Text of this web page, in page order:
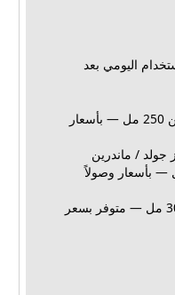
اليومي بعد
ميكاايلا معطر جسم سيداكشن 250 مل — بأسعار
/ ماندرين
مسك سلك 250 مل — بأسعار وصولاً
ميكاايلا سيرم مسك الجسم 30 مل — متوفر بسعر